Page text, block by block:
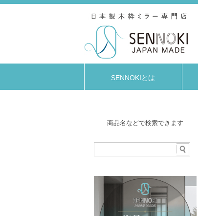
SENNOKIとは
商品名などで検索できます